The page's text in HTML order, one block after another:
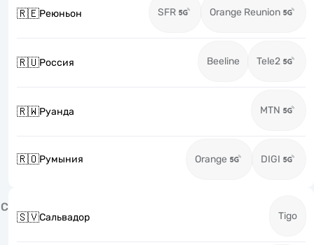
🇷🇪Реюньон SFR Orange Reunion
🇷🇺Россия Beeline Tele2
🇷🇼Руанда MTN
🇷🇴Румыния Orange DIGI
С
🇸🇻Сальвадор Tigo